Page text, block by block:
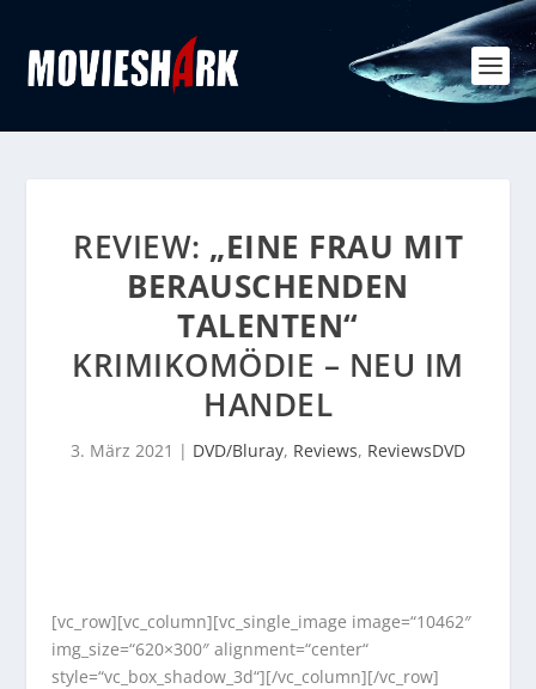
REVIEW: „EINE FRAU MIT
BERAUSCHENDEN
TALENTEN“
KRIMIKOMÖDIE – NEU IM
HANDEL
3. März 2021 | DVD/Bluray, Reviews, ReviewsDVD
[vc_row][vc_column][vc_single_image image=“10462″
img_size=“620×300″ alignment=“center“
style=“vc_box_shadow_3d“][/vc_column][/vc_row]